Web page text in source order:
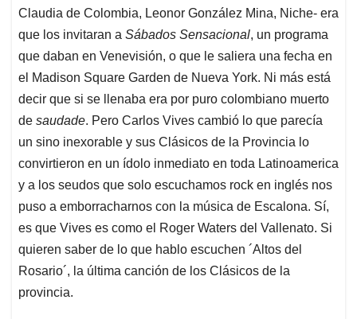
Claudia de Colombia, Leonor González Mina, Niche- era
que los invitaran a Sábados Sensacional, un programa
que daban en Venevisión, o que le saliera una fecha en
el Madison Square Garden de Nueva York. Ni más está
decir que si se llenaba era por puro colombiano muerto
de saudade. Pero Carlos Vives cambió lo que parecía
un sino inexorable y sus Clásicos de la Provincia lo
convirtieron en un ídolo inmediato en toda Latinoamerica
y a los seudos que solo escuchamos rock en inglés nos
puso a emborracharnos con la música de Escalona. Sí,
es que Vives es como el Roger Waters del Vallenato. Si
quieren saber de lo que hablo escuchen ´Altos del
Rosario´, la última canción de los Clásicos de la
provincia.